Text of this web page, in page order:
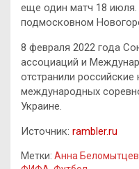
еще один матч 18 июля.
подмосковном
8 февраля 2022 года
ассоциаций и
отстранили
международных
Украине.
Источник: rambler.ru
Метки: Анна